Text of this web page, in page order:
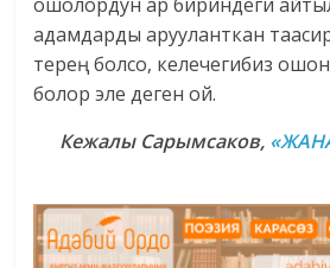
адамдарды арууланткан
терең болсо, келечегибиз
болор эле деген ой.
Кежалы Сарымсаков,